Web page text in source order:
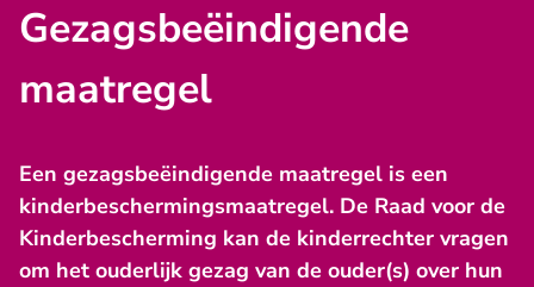
Gezagsbeëindigende
maatregel
Een gezagsbeëindigende maatregel is een
kinderbeschermingsmaatregel. De Raad voor de
Kinderbescherming kan de kinderrechter vragen
om het ouderlijk gezag van de ouder(s) over hun